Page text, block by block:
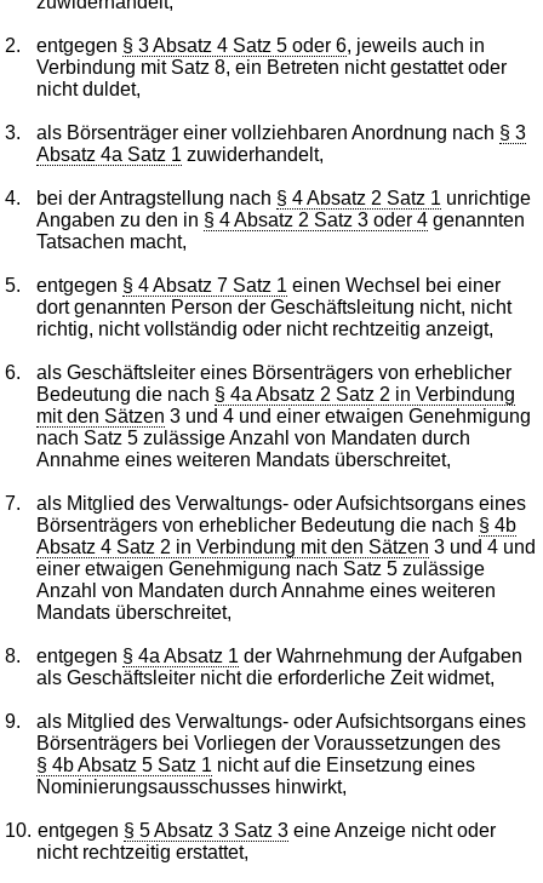
2. entgegen § 3 Absatz 4 Satz 5 oder 6, jeweils auch in
Verbindung mit Satz 8, ein Betreten nicht gestattet oder
nicht duldet,
3. als Börsenträger einer vollziehbaren Anordnung nach § 3
Absatz 4a Satz 1 zuwiderhandelt,
4. bei der Antragstellung nach § 4 Absatz 2 Satz 1 unrichtige
Angaben zu den in § 4 Absatz 2 Satz 3 oder 4 genannten
Tatsachen macht,
5. entgegen § 4 Absatz 7 Satz 1 einen Wechsel bei einer
dort genannten Person der Geschäftsleitung nicht, nicht
richtig, nicht vollständig oder nicht rechtzeitig anzeigt,
6.
als Geschäftsleiter eines Börsenträgers von erheblicher
Bedeutung die nach § 4a Absatz 2 Satz 2 in Verbindung
mit den Sätzen 3 und 4 und einer etwaigen Genehmigung
nach Satz 5 zulässige Anzahl von Mandaten durch
Annahme eines weiteren Mandats überschreitet,
7.
als Mitglied des Verwaltungs- oder Aufsichtsorgans eines
Börsenträgers von erheblicher Bedeutung die nach § 4b
Absatz 4 Satz 2 in Verbindung mit den Sätzen 3 und 4 und
einer etwaigen Genehmigung nach Satz 5 zulässige
Anzahl von Mandaten durch Annahme eines weiteren
Mandats überschreitet,
8. entgegen § 4a Absatz 1 der Wahrnehmung der Aufgaben
als Geschäftsleiter nicht die erforderliche Zeit widmet,
9.
als Mitglied des Verwaltungs- oder Aufsichtsorgans eines
Börsenträgers bei Vorliegen der Voraussetzungen des
§ 4b Absatz 5 Satz 1 nicht auf die Einsetzung eines
Nominierungsausschusses hinwirkt,
10. entgegen § 5 Absatz 3 Satz 3 eine Anzeige nicht oder
nicht rechtzeitig erstattet,